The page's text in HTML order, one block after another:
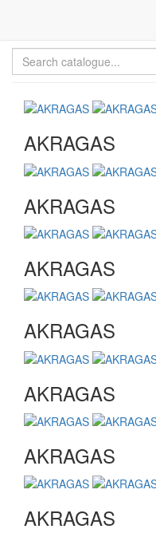
AKRAGAS
AKRAGAS
AKRAGAS
AKRAGAS
AKRAGAS
AKRAGAS
AKRAGAS